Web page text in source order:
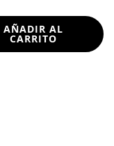
AÑADIR AL
CARRITO